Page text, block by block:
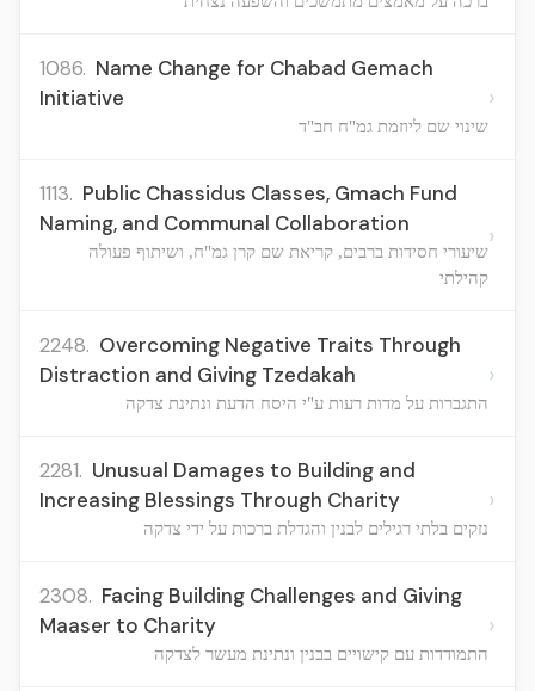
1086. Name Change for Chabad Gemach
Initiative
שינוי שם ליוזמת גמ"ח חב"ד
›
1113. Public Chassidus Classes, Gmach Fund
Naming, and Communal Collaboration
שיעורי חסידות ברבים, קריאת שם קרן גמ"ח, ושיתוף פעולה
קהילתי
›
2248. Overcoming Negative Traits Through
Distraction and Giving Tzedakah
התגברות על מדות רעות ע"י היסח הדעת ונתינת צדקה
›
2281. Unusual Damages to Building and
Increasing Blessings Through Charity
נזקים בלתי רגילים לבנין והגדלת ברכות על ידי צדקה
›
2308. Facing Building Challenges and Giving
Maaser to Charity
התמודדות עם קישויים בבנין ונתינת מעשר לצדקה
›